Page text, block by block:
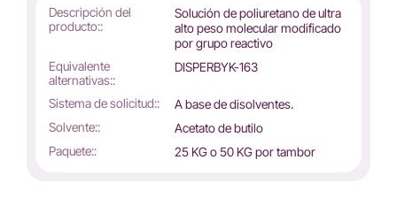
Descripción del
producto::
Solución de poliuretano de ultra
alto peso molecular modificado
por grupo reactivo
Equivalente
alternativas::
DISPERBYK-163
Sistema de solicitud::
A base de disolventes.
Solvente::
Acetato de butilo
Paquete::
25 KG o 50 KG por tambor